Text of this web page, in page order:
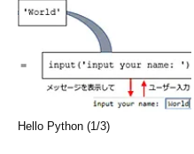
Hello Python (1/3)